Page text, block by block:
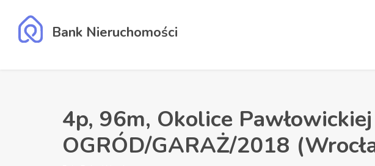
Bank Nieruchomości
4p, 96m, Okolice Pawłowickiej
OGRÓD/GARAŻ/2018